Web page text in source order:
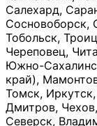
Салехард,
Сосновоборск,
Тобольск,
Череповец,
Южно-
край),
Томск,
Дмитров,
Северск,